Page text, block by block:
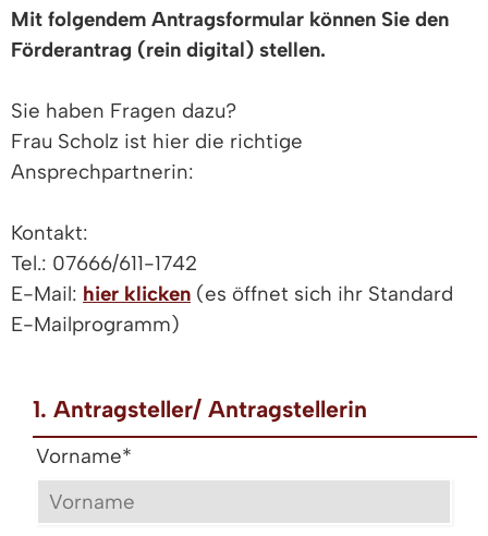
Mit folgendem Antragsformular können Sie den
Förderantrag (rein digital) stellen.
Sie haben Fragen dazu?
Frau Scholz ist hier die richtige
Ansprechpartnerin:
Kontakt:
Tel.: 07666/611-1742
E-Mail: hier klicken (es öffnet sich ihr Standard
E-Mailprogramm)
1. Antragsteller/ Antragstellerin
Vorname*